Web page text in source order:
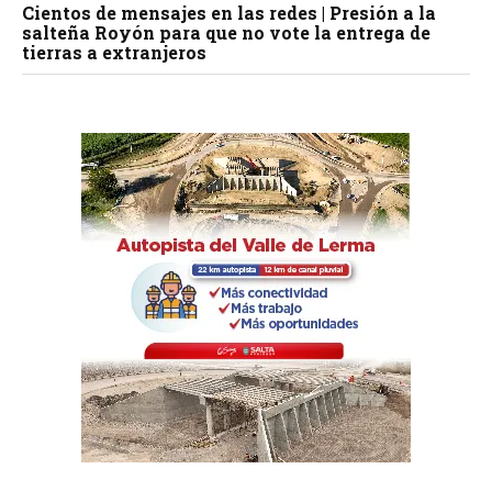
Cientos de mensajes en las redes | Presión a la
salteña Royón para que no vote la entrega de
tierras a extranjeros